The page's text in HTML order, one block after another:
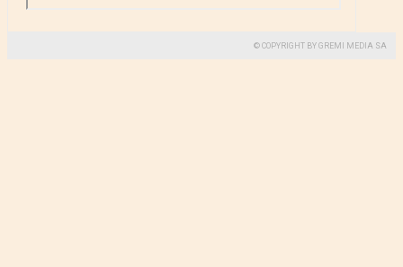
© COPYRIGHT BY GREMI MEDIA SA